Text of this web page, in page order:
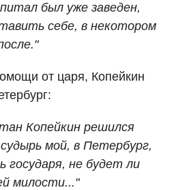
был уже заведен,
себе, в некотором
от царя, Копейкин
Копейкин решился
мой, в Петербург,
государя, не будет ли
милости..."